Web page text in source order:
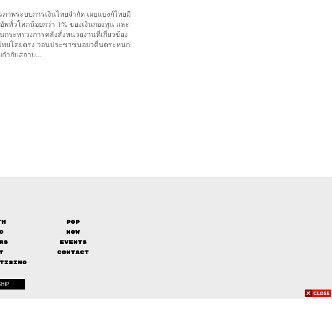
พระบบการเงินไทยจำกัด เผยแบงก์ไทยมี
ทั่วโลกน้อยกว่า 1% ของเงินกองทุน และ
ระทรวงการคลังสั่งหน่วยงานที่เกี่ยวข้อง
ยโดยตรง วอนประชาชนอย่าตื่นตระหนก
ำกับสถาบ...
Pop
Now
Events
Contact